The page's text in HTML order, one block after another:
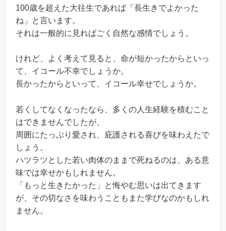
100歳を超えた大往生であれば「長生きでよかった
ね」と言います。
それは一般的に見ればごく自然な感情でしょう。
けれど、よく考えて見ると、命が短かったからといっ
て、イコール不幸でしょうか。
長かったからといって、イコール幸せでしょうか。
若くしてなくなったなら、多くの人生経験を積むこと
はできませんでしたが、
周囲にたっぷり愛され、庇護される喜びを味わえたで
しょう。
ハツラツとした若い肉体のままで死ねるのは、ある意
味では幸せかもしれません。
「もっと生きたかった」と悔やむ思いは出てきます
が、その切なさを味わうこともまた学びなのかもしれ
ません。